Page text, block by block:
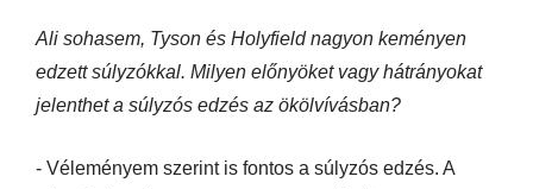
Ali sohasem, Tyson és Holyfield nagyon keményen
edzett súlyzókkal. Milyen előnyöket vagy hátrányokat
jelenthet a súlyzós edzés az ökölvívásban?
- Véleményem szerint is fontos a súlyzós edzés. A